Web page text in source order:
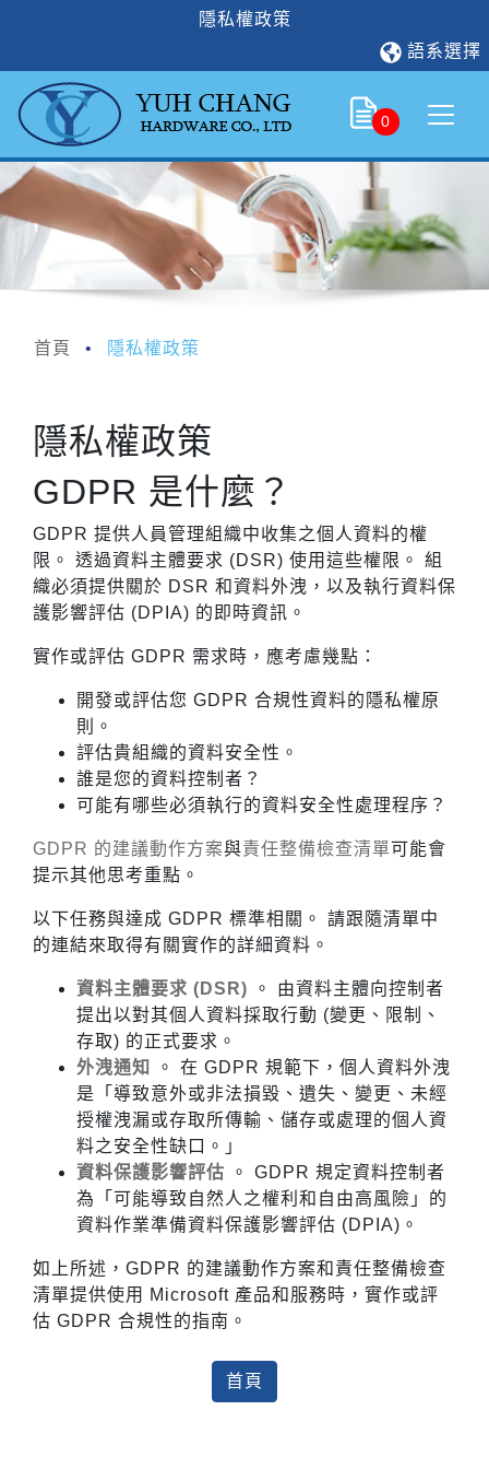
隱私權政策
語系選擇
0
首頁 隱私權政策
隱私權政策
GDPR 是什麼？
GDPR 提供人員管理組織中收集之個人資料的權
限。 透過資料主體要求 (DSR) 使用這些權限。 組
織必須提供關於 DSR 和資料外洩，以及執行資料保
護影響評估 (DPIA) 的即時資訊。
實作或評估 GDPR 需求時，應考慮幾點：
開發或評估您 GDPR 合規性資料的隱私權原
則。
評估貴組織的資料安全性。
誰是您的資料控制者？
可能有哪些必須執行的資料安全性處理程序？
GDPR 的建議動作方案與責任整備檢查清單可能會
提示其他思考重點。
以下任務與達成 GDPR 標準相關。 請跟隨清單中
的連結來取得有關實作的詳細資料。
資料主體要求 (DSR) 。 由資料主體向控制者
提出以對其個人資料採取行動 (變更、限制、
存取) 的正式要求。
外洩通知
。 在 GDPR 規範下，個人資料外洩
是「導致意外或非法損毀、遺失、變更、未經
授權洩漏或存取所傳輸、儲存或處理的個人資
料之安全性缺口。」
資料保護影響評估 。 GDPR 規定資料控制者
為「可能導致自然人之權利和自由高風險」的
資料作業準備資料保護影響評估 (DPIA)。
如上所述，GDPR 的建議動作方案和責任整備檢查
清單提供使用 Microsoft 產品和服務時，實作或評
估 GDPR 合規性的指南。
首頁